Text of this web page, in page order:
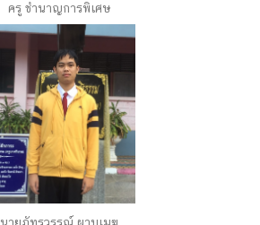
ครู ชำนาญการพิเศษ